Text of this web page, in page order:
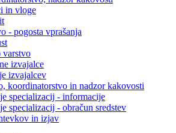
in vloge
- pogosta vprašanja
varstvo
izvajalce
izvajalcev
koordinatorstvo in nadzor kakovosti
specializacij - informacije
specializacij - obračun sredstev
in izjav